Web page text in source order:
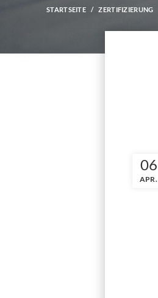
STARTSEITE ZERTIFIZIERUNG
06
APR.